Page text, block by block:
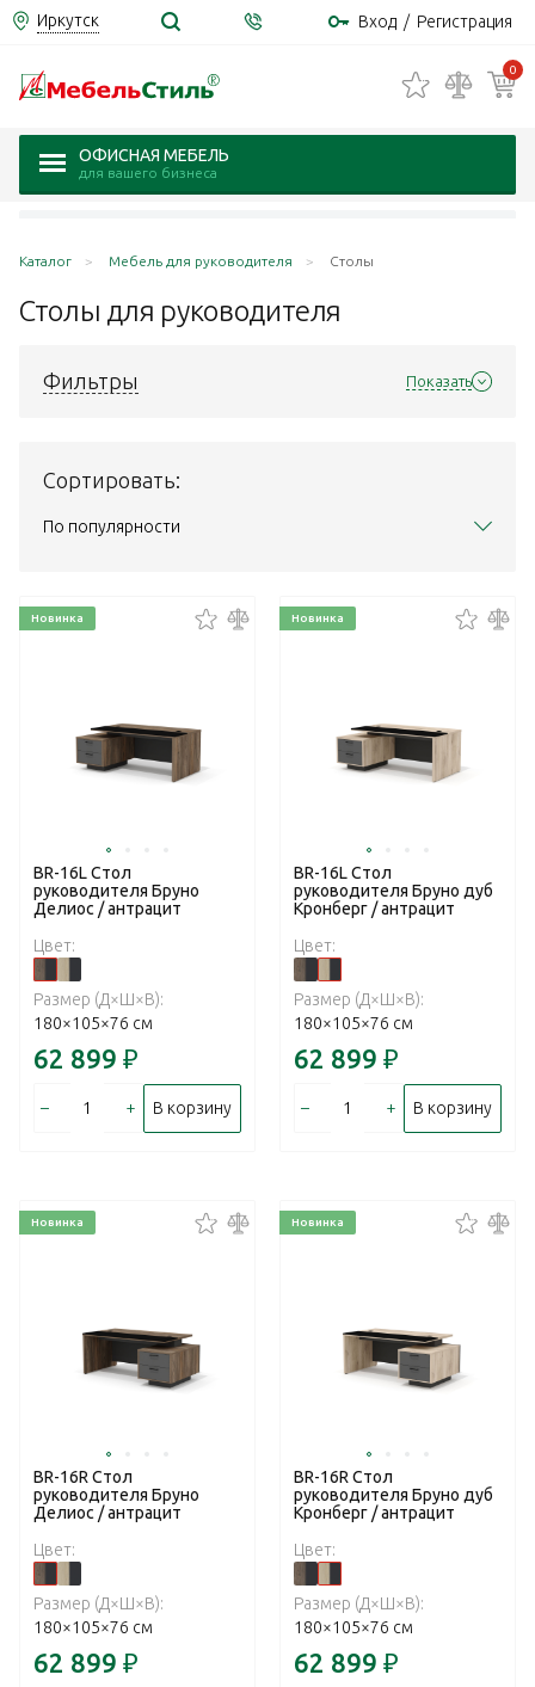
Иркутск Вход / Регистрация
0
ОФИСНАЯ МЕБЕЛЬ
для вашего бизнеса
Каталог Мебель для руководителя Столы
Столы для руководителя
Фильтры Показать
Сортировать:
По популярности
Новинка
BR-16L Стол
руководителя Бруно
Делиос / антрацит
Цвет:
Размер (Д×Ш×В):
180×105×76 см
62 899 ₽
– + В корзину
Новинка
BR-16L Стол
руководителя Бруно дуб
Кронберг / антрацит
Цвет:
Размер (Д×Ш×В):
180×105×76 см
62 899 ₽
– + В корзину
Новинка
BR-16R Стол
руководителя Бруно
Делиос / антрацит
Цвет:
Размер (Д×Ш×В):
180×105×76 см
62 899 ₽
Новинка
BR-16R Стол
руководителя Бруно дуб
Кронберг / антрацит
Цвет:
Размер (Д×Ш×В):
180×105×76 см
62 899 ₽